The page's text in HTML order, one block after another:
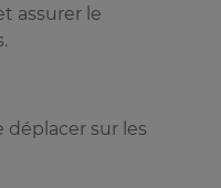
assurer le
déplacer sur les